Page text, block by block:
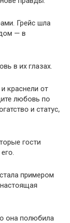
Грейс шла
— в
в их глазах.
краснели от
любовь по
и статус,
гости
примером
она полюбила